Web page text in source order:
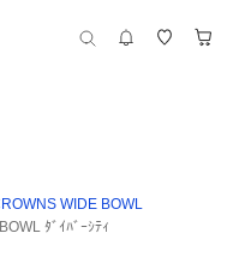
WIDE BOWL
ﾀﾞｲﾊﾞｰｼﾃｨ